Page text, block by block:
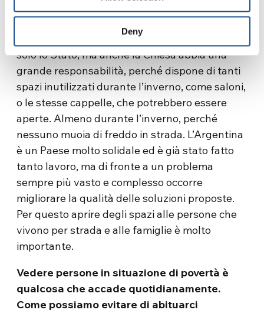
Deny
molto freddo. Credo che in questo caso non
solo lo Stato, ma anche la Chiesa abbia una
grande responsabilità, perché dispone di tanti
spazi inutilizzati durante l’inverno, come saloni,
o le stesse cappelle, che potrebbero essere
aperte. Almeno durante l’inverno, perché
nessuno muoia di freddo in strada. L’Argentina
è un Paese molto solidale ed è già stato fatto
tanto lavoro, ma di fronte a un problema
sempre più vasto e complesso occorre
migliorare la qualità delle soluzioni proposte.
Per questo aprire degli spazi alle persone che
vivono per strada e alle famiglie è molto
importante.
Vedere persone in situazione di povertà è
qualcosa che accade quotidianamente.
Come possiamo evitare di abituarci